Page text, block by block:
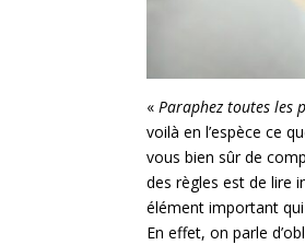
«Paraphez toutes les
voilà en l’espèce ce
vous bien sûr de
des règles est de lire
élément important
En effet, on parle